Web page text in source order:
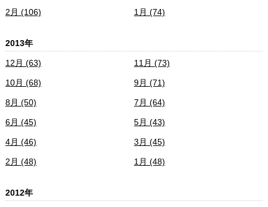
2月 (106) 1月 (74)
2013年
12月 (63) 11月 (73)
10月 (68) 9月 (71)
8月 (50) 7月 (64)
6月 (45) 5月 (43)
4月 (46) 3月 (45)
2月 (48) 1月 (48)
2012年